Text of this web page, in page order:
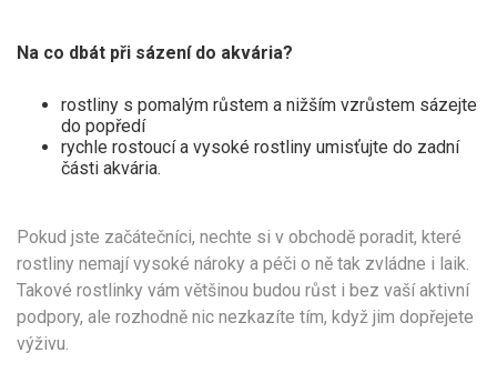
Na co dbát při sázení do akvária?
rostliny s pomalým růstem a nižším vzrůstem sázejte
do popředí
rychle rostoucí a vysoké rostliny umisťujte do zadní
části akvária.
Pokud jste začátečníci, nechte si v obchodě poradit, které
rostliny nemají vysoké nároky a péči o ně tak zvládne i laik.
Takové rostlinky vám většinou budou růst i bez vaší aktivní
podpory, ale rozhodně nic nezkazíte tím, když jim dopřejete
výživu.